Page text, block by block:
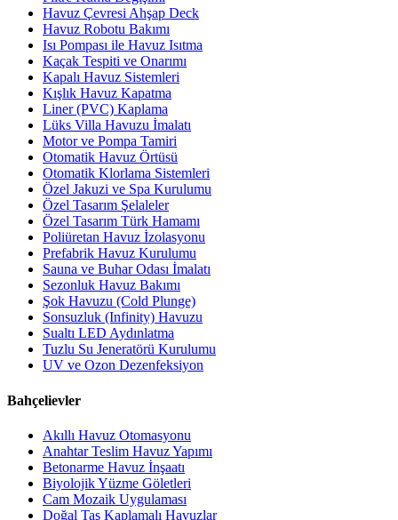
Havuz Çevresi Ahşap Deck
Havuz Robotu Bakımı
Isı Pompası ile Havuz Isıtma
Kaçak Tespiti ve Onarımı
Kapalı Havuz Sistemleri
Kışlık Havuz Kapatma
Liner (PVC) Kaplama
Lüks Villa Havuzu İmalatı
Motor ve Pompa Tamiri
Otomatik Havuz Örtüsü
Otomatik Klorlama Sistemleri
Özel Jakuzi ve Spa Kurulumu
Özel Tasarım Şelaleler
Özel Tasarım Türk Hamamı
Poliüretan Havuz İzolasyonu
Prefabrik Havuz Kurulumu
Sauna ve Buhar Odası İmalatı
Sezonluk Havuz Bakımı
Şok Havuzu (Cold Plunge)
Sonsuzluk (Infinity) Havuzu
Sualtı LED Aydınlatma
Tuzlu Su Jeneratörü Kurulumu
UV ve Ozon Dezenfeksiyon
Bahçelievler
Akıllı Havuz Otomasyonu
Anahtar Teslim Havuz Yapımı
Betonarme Havuz İnşaatı
Biyolojik Yüzme Göletleri
Cam Mozaik Uygulaması
Doğal Taş Kaplamalı Havuzlar